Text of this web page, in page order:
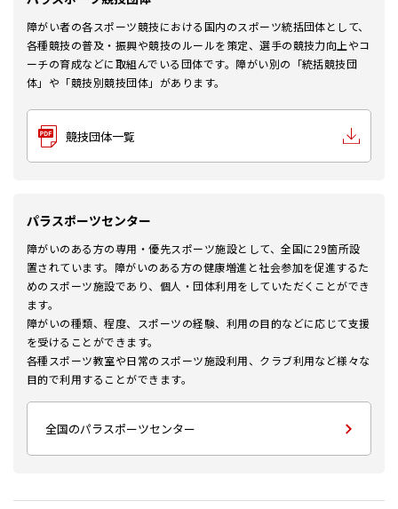
障がい者の各スポーツ競技における国内のスポーツ統括団体として、
各種競技の普及・振興や競技のルールを策定、選手の競技力向上やコ
ーチの育成などに取組んでいる団体です。障がい別の「統括競技団
体」や「競技別競技団体」があります。
競技団体一覧
パラスポーツセンター
障がいのある方の専用・優先スポーツ施設として、全国に29箇所設
置されています。障がいのある方の健康増進と社会参加を促進するた
めのスポーツ施設であり、個人・団体利用をしていただくことができ
ます。
障がいの種類、程度、スポーツの経験、利用の目的などに応じて支援
を受けることができます。
各種スポーツ教室や日常のスポーツ施設利用、クラブ利用など様々な
目的で利用することができます。
全国のパラスポーツセンター